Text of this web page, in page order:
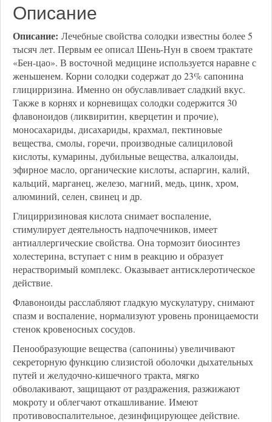
Описание
Описание: Лечебные свойства солодки известны более 5
тысяч лет. Первым ее описал Шень-Нун в своем трактате
«Бен-цао». В восточной медицине используется наравне с
женьшенем. Корни солодки содержат до 23% сапонина
глицирризина. Именно он обуславливает сладкий вкус.
Также в корнях и корневищах солодки содержится 30
флавоноидов (ликвиритин, кверцетин и прочие),
моносахариды, дисахариды, крахмал, пектиновые
вещества, смолы, горечи, производные салициловой
кислоты, кумарины, дубильные вещества, алкалоиды,
эфирное масло, органические кислоты, аспаргин, калий,
кальций, марганец, железо, магний, медь, цинк, хром,
алюминий, селен, свинец и др.
Глицирризиновая кислота снимает воспаление,
стимулирует деятельность надпочечников, имеет
антиаллергические свойства. Она тормозит биосинтез
холестерина, вступает с ним в реакцию и образует
нерастворимый комплекс. Оказывает антисклеротическое
действие.
Флавоноиды расслабляют гладкую мускулатуру, снимают
спазм и воспаление, нормализуют уровень проницаемости
стенок кровеносных сосудов.
Пенообразующие вещества (сапонины) увеличивают
секреторную функцию слизистой оболочки дыхательных
путей и желудочно-кишечного тракта, мягко
обволакивают, защищают от раздражения, разжижают
мокроту и облегчают откашливание. Имеют
противовоспалительное, дезинфицирующее действие.